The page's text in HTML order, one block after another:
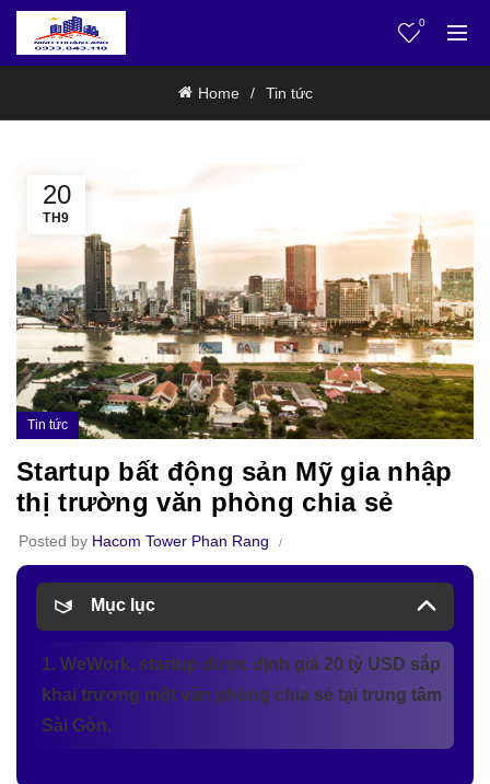
0
Home Tin tức
20
TH9
Tin tức
Startup bất động sản Mỹ gia nhập
thị trường văn phòng chia sẻ
Posted by Hacom Tower Phan Rang
Mục lục
1. WeWork, startup được định giá 20 tỷ USD sắp
khai trương một văn phòng chia sẻ tại trung tâm
Sài Gòn.